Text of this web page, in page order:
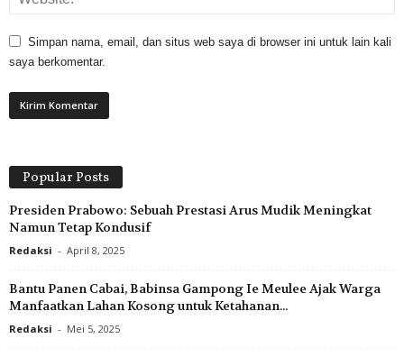
Simpan nama, email, dan situs web saya di browser ini untuk lain kali
saya berkomentar.
Popular Posts
Presiden Prabowo: Sebuah Prestasi Arus Mudik Meningkat
Namun Tetap Kondusif
Redaksi - April 8, 2025
Bantu Panen Cabai, Babinsa Gampong Ie Meulee Ajak Warga
Manfaatkan Lahan Kosong untuk Ketahanan...
Redaksi - Mei 5, 2025